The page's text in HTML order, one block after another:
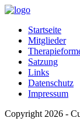
Startseite
Mitglieder
Satzung
Links
Datenschutz
Impressum
Copyright 2026 -